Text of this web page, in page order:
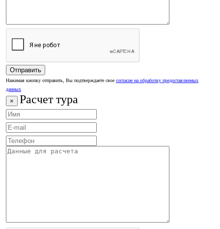
Нажимая кнопку отправить, Вы подтверждаете свое согласие на обработку предоставляемых
данных
× Расчет тура